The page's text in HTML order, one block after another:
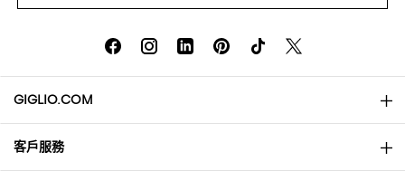
GIGLIO.COM
About
客戶服務